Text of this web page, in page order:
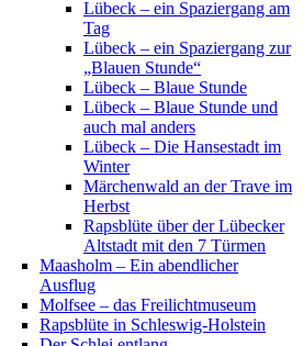
Lübeck – ein Spaziergang am
Tag
Lübeck – ein Spaziergang zur
„Blauen Stunde“
Lübeck – Blaue Stunde
Lübeck – Blaue Stunde und
auch mal anders
Lübeck – Die Hansestadt im
Winter
Märchenwald an der Trave im
Herbst
Rapsblüte über der Lübecker
Altstadt mit den 7 Türmen
Maasholm – Ein abendlicher
Ausflug
Molfsee – das Freilichtmuseum
Rapsblüte in Schleswig-Holstein